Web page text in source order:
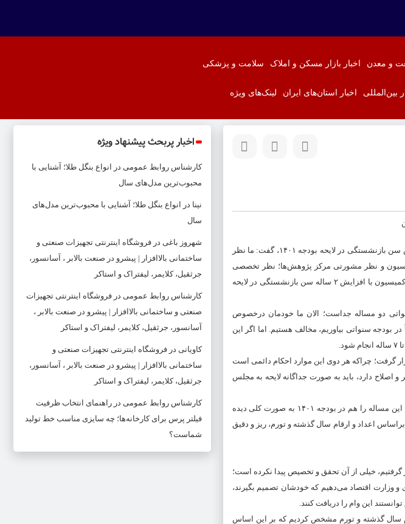
و معدن اخبار بازار مسکن و املاک سلامت و پزشکی
بین‌المللی اخبار استان‌های ایران لینک‌های ویژه
ولی اسماعیلی رییس کمیسیون اجتماعی مجلس در رابطه با خبرهای منتشر شده درخصوص مخالفت کمیسیون با افزایش سن بازنشستگی در لایحه بودجه ۱۴۰۱، گفت: ما نظر
کمیسیون و نظر مشورتی مرکز پژوهش‌ها؛ نظر تخصصی
کمیسیون را در آخرین وقتی که داشتیم درخصوص بندهایی که به کمیسیون ارجاع شده بود ارائه کردیم؛ که بر این اساس کمیسیون با افزایش ۲ ساله سن بازنشستگی در لایحه
دو مساله جداست؛ الان ما خودمان درخصوص
بودجه سنواتی بیاوریم، مخالف هستیم. اما اگر این
مورد مخالفت کمیسیون قرار گرفت؛ چراکه هر دوی این موارد احکام دائمی است
اصلاح دارد، باید به صورت جداگانه لایحه به مجلس
رییس کمیسیون اجتماعی مجلس همچنین در رابطه با نظر کمیسیون نسبت به وام ازدواج، بیان کرد: در بحث وام ازدواج، این مساله را هم در بودجه ۱۴۰۱ به صورت کلی دیده
براساس اعداد و ارقام سال گذشته و تورم، ریز و دقیق
گرفتیم، خیلی از آن تحقق و تخصیص پیدا نکرده است؛
وزارت اقتصاد می‌دهیم که خودشان تصمیم بگیرند،
این وام را دریافت کنند.
سال گذشته و تورم مشخص کردیم که بر این اساس
اخبار پربحث پیشنهاد ویژه
کارشناس روابط عمومی در
انواع بنگل طلا؛ آشنایی با
محبوب‌ترین مدل‌های سال
نینا در
انواع بنگل طلا؛ آشنایی با محبوب‌ترین مدل‌های
سال
شهروز باغی در فروشگاه اینترنتی تجهیزات صنعتی و
ساختمانی بالاافزار | پیشرو در صنعت بالابر ، آسانسور،
جرثقیل، کلایمر، لیفتراک و استاکر
کارشناس روابط عمومی در فروشگاه اینترنتی تجهیزات
صنعتی و ساختمانی بالاافزار | پیشرو در صنعت بالابر ،
آسانسور، جرثقیل، کلایمر، لیفتراک و استاکر
کاویانی در فروشگاه اینترنتی تجهیزات صنعتی و
ساختمانی بالاافزار | پیشرو در صنعت بالابر ، آسانسور،
جرثقیل، کلایمر، لیفتراک و استاکر
کارشناس روابط عمومی در راهنمای انتخاب ظرفیت
فیلتر پرس برای کارخانه‌ها؛ چه سایزی مناسب خط تولید
شماست؟